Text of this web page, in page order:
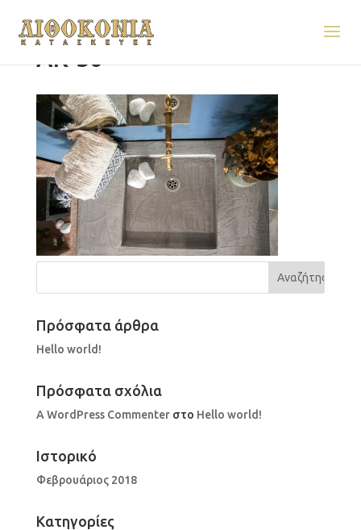
AK-50
Πρόσφατα άρθρα
Hello world!
Πρόσφατα σχόλια
A WordPress Commenterστο Hello world!
Ιστορικό
Φεβρουάριος 2018
Kατηγορίες